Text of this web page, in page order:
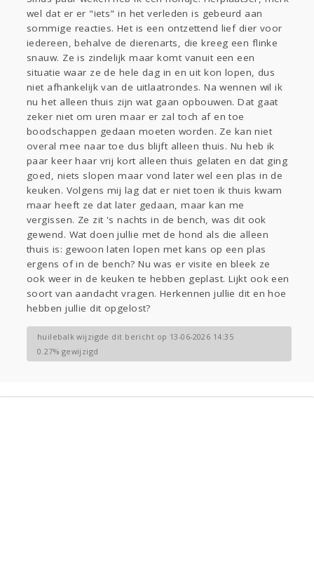
Gevraagd
Horen Doen
Lezen
wel dat er er "iets" in het verleden is gebeurd aan
sommige reacties. Het is een ontzettend lief dier voor
iedereen, behalve de dierenarts, die kreeg een flinke
snauw. Ze is zindelijk maar komt vanuit een een
situatie waar ze de hele dag in en uit kon lopen, dus
niet afhankelijk van de uitlaatrondes. Na wennen wil ik
nu het alleen thuis zijn wat gaan opbouwen. Dat gaat
zeker niet om uren maar er zal toch af en toe
boodschappen gedaan moeten worden. Ze kan niet
overal mee naar toe dus blijft alleen thuis. Nu heb ik
paar keer haar vrij kort alleen thuis gelaten en dat ging
goed, niets slopen maar vond later wel een plas in de
keuken. Volgens mij lag dat er niet toen ik thuis kwam
maar heeft ze dat later gedaan, maar kan me
vergissen. Ze zit 's nachts in de bench, was dit ook
gewend. Wat doen jullie met de hond als die alleen
thuis is: gewoon laten lopen met kans op een plas
ergens of in de bench? Nu was er visite en bleek ze
ook weer in de keuken te hebben geplast. Lijkt ook een
soort van aandacht vragen. Herkennen jullie dit en hoe
hebben jullie dit opgelost?
huilebalk wijzigde dit bericht op 13-06-2026 14:35
0.27% gewijzigd